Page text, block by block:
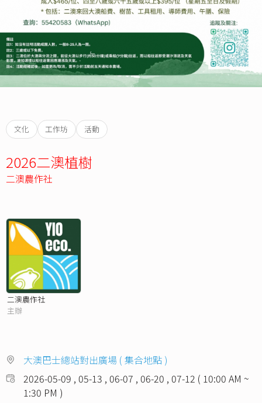
文化 工作坊 活動
2026二澳植樹
二澳農作社
二澳農作社
主辦
大澳巴士總站對出廣場 ( 集合地點 )
2026-05-09 , 05-13 , 06-07 , 06-20 , 07-12 ( 10:00 AM ~
1:30 PM )